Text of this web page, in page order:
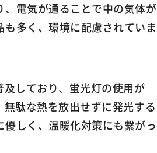
電気が通ることで中の気体が
多く、環境に配慮されていま
しており、蛍光灯の使用が
駄な熱を放出せずに発光する
しく、温暖化対策にも繋がっ